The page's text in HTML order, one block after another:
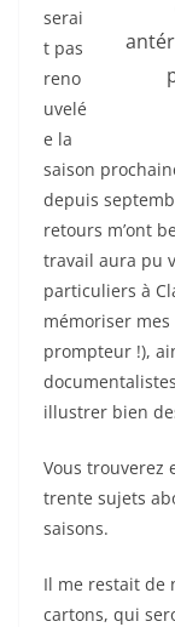
serai
t pas
reno
uvelé
e la
saison
depuis
retours m’ont
travail aura pu
particuliers à
mémoriser mes
prompteur !),
illustrer bien
Vous trouverez
trente sujets
saisons.
Il me restait de
cartons, qui